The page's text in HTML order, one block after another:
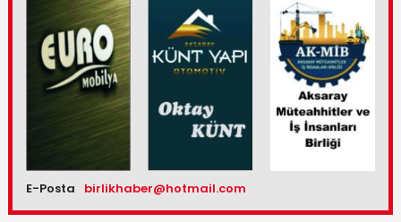
E-Posta birlikhaber@hotmail.com